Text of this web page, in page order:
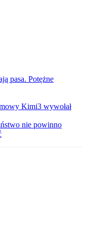
pasa. Potężne
Kimi3 wywołał
nie powinno